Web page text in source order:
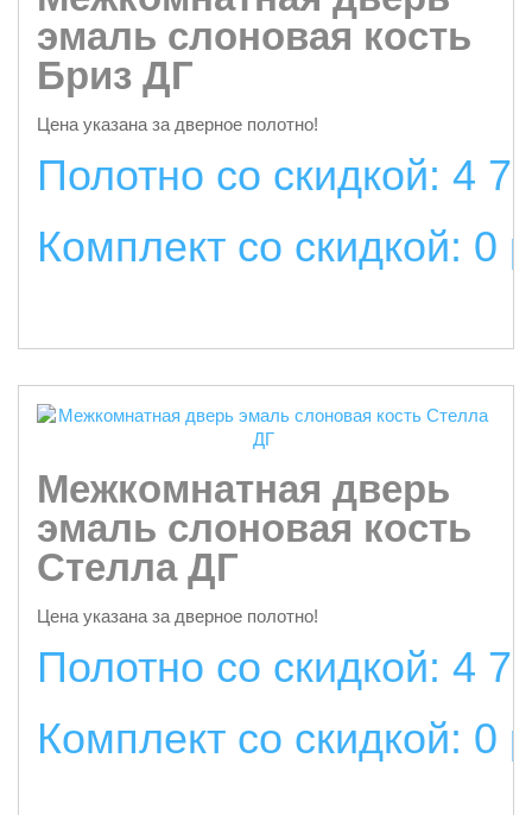
эмаль слоновая кость
Бриз ДГ
Цена указана за дверное полотно!
Полотно со скидкой: 4
Комплект со скидкой: 0
Межкомнатная дверь
эмаль слоновая кость
Стелла ДГ
Цена указана за дверное полотно!
Полотно со скидкой: 4
Комплект со скидкой: 0